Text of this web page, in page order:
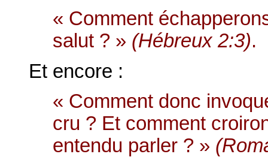
« Comment
salut ? » (Hébreux 2:3).
Et encore :
« Comment donc
cru ? Et comment
entendu parler ? »